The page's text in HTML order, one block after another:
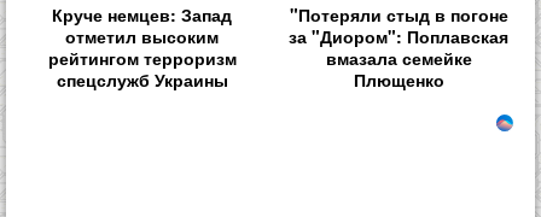
Круче немцев: Запад
отметил высоким
рейтингом терроризм
спецслужб Украины
"Потеряли стыд в погоне
за "Диором": Поплавская
вмазала семейке
Плющенко